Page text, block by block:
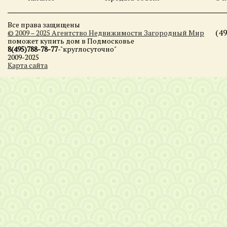
Все права защищены
© 2009 – 2025 Агентство Недвижимости Загородный Мир
поможет купить дом в Подмосковье
8(495)788-78-77-"круглосуточно"
2009-2025
Карта сайта